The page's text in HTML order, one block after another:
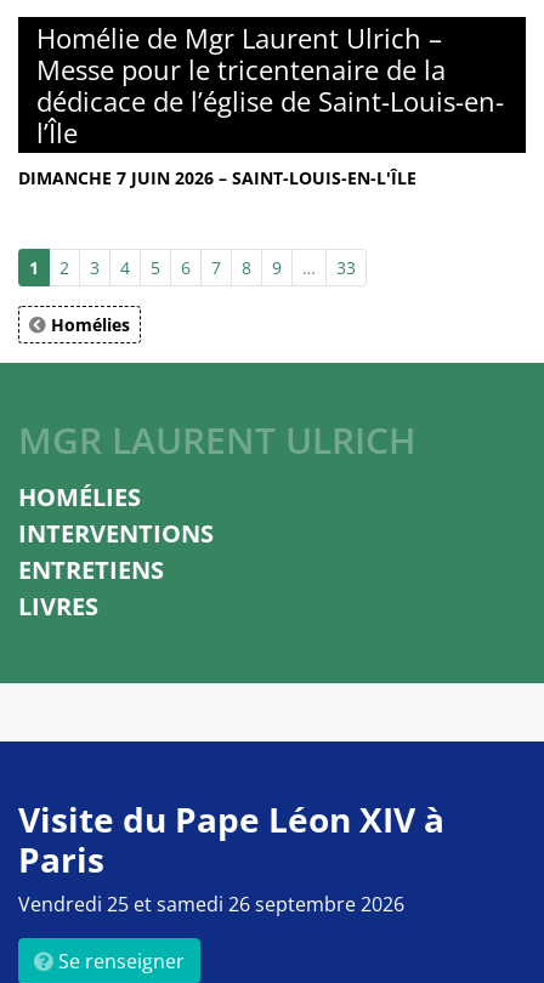
Homélie de Mgr Laurent Ulrich –
Messe pour le tricentenaire de la
dédicace de l’église de Saint-Louis-en-
l’Île
DIMANCHE 7 JUIN 2026 – SAINT-LOUIS-EN-L'ÎLE
1 2 3 4 5 6 7 8 9 … 33
Homélies
MGR LAURENT ULRICH
HOMÉLIES
INTERVENTIONS
ENTRETIENS
LIVRES
Visite du Pape Léon XIV à
Paris
Vendredi 25 et samedi 26 septembre 2026
Se renseigner